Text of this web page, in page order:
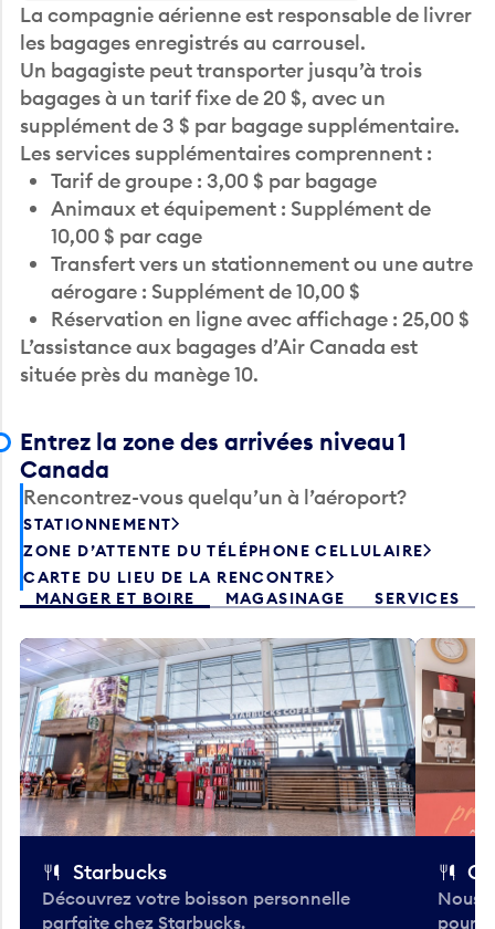
La compagnie aérienne est responsable de livrer
les bagages enregistrés au carrousel.
Un bagagiste peut transporter jusqu’à trois
bagages à un tarif fixe de 20 $, avec un
supplément de 3 $ par bagage supplémentaire.
Les services supplémentaires comprennent :
Tarif de groupe : 3,00 $ par bagage
Animaux et équipement : Supplément de
10,00 $ par cage
Transfert vers un stationnement ou une autre
aérogare : Supplément de 10,00 $
Réservation en ligne avec affichage : 25,00 $
L’assistance aux bagages d’Air Canada est
située près du manège 10.
Entrez la zone des arrivées niveau 1
Canada
Rencontrez-vous quelqu’un à l’aéroport?
STATIONNEMENT
ZONE D’ATTENTE DU TÉLÉPHONE CELLULAIRE
CARTE DU LIEU DE LA RENCONTRE
MANGER ET BOIRE
MAGASINAGE SERVICES
Starbucks
Découvrez votre boisson personnelle
parfaite chez Starbucks.
Nous
pour